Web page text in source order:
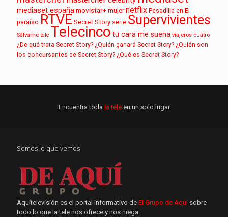
mediaset españamovistar+ mujer netflix Pesadilla en El
paraíso RTVE Secret Story serie Supervivientes
Sálvame tele Telecinco tu cara me suena viajeros cuatro
¿De qué trata Secret Story? ¿Quién ganará Secret Story? ¿Quién son
los concursantes de Secret Story? ¿Qué es Secret Story?
Encuentra toda la tele en un solo lugar
Somos lo que vemos
Aquítelevisión es el portal informativo de El Grupo de Aquí sobre
todo lo que la tele nos ofrece y nos niega.